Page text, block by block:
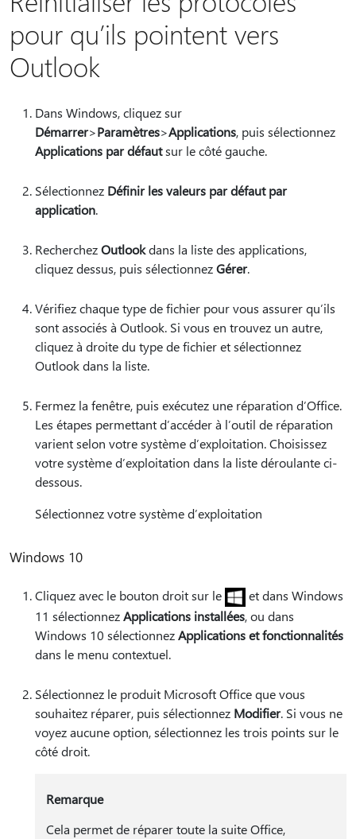
pour qu’ils pointent vers
Outlook
Dans Windows, cliquez sur
Démarrer>Paramètres>Applications, puis sélectionnez
Applications par défautsur le côté gauche.
Sélectionnez Définir les valeurs par défaut par
application.
RecherchezOutlookdans la liste des applications,
cliquez dessus, puis sélectionnezGérer.
Vérifiez chaque type de fichier pour vous assurer qu’ils
sont associés à Outlook. Si vous en trouvez un autre,
cliquez à droite du type de fichier et sélectionnez
Outlook dans la liste.
Fermez la fenêtre, puis exécutez une réparation d’Office.
Les étapes permettant d’accéder à l’outil de réparation
varient selon votre système d’exploitation. Choisissez
votre système d’exploitation dans la liste déroulante ci-
dessous.
Sélectionnez votre système d’exploitation
Windows 10
Cliquez avec le bouton droit sur le
et dans Windows
11 sélectionnezApplications installées, ou dans
Windows 10 sélectionnezApplications et fonctionnalités
dans le menu contextuel.
Sélectionnez le produit Microsoft Office que vous
souhaitez réparer, puis sélectionnez Modifier. Si vous ne
voyez aucune option, sélectionnez les trois points sur le
côté droit.
Remarque
Cela permet de réparer toute la suite Office,